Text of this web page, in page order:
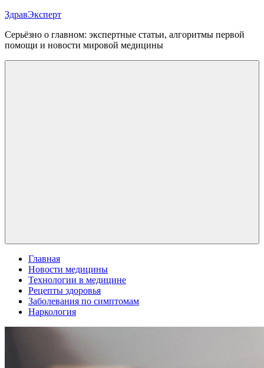
Перейти
содержимому
ЗдравЭксперт
Серьёзно о главном: экспертные статьи, алгоритмы первой
помощи и новости мировой медицины
Главная
Новости медицины
Технологии в медицине
Рецепты здоровья
Заболевания по симптомам
Наркология